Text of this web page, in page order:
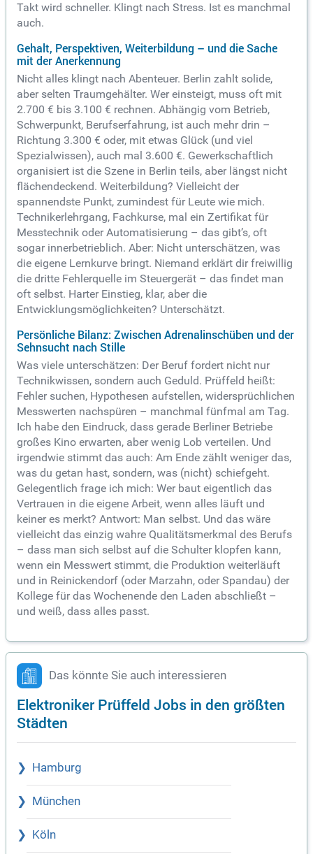
Takt wird schneller. Klingt nach Stress. Ist es manchmal
auch.
Gehalt, Perspektiven, Weiterbildung – und die Sache
mit der Anerkennung
Nicht alles klingt nach Abenteuer. Berlin zahlt solide,
aber selten Traumgehälter. Wer einsteigt, muss oft mit
2.700 € bis 3.100 € rechnen. Abhängig vom Betrieb,
Schwerpunkt, Berufserfahrung, ist auch mehr drin –
Richtung 3.300 € oder, mit etwas Glück (und viel
Spezialwissen), auch mal 3.600 €. Gewerkschaftlich
organisiert ist die Szene in Berlin teils, aber längst nicht
flächendeckend. Weiterbildung? Vielleicht der
spannendste Punkt, zumindest für Leute wie mich.
Technikerlehrgang, Fachkurse, mal ein Zertifikat für
Messtechnik oder Automatisierung – das gibt’s, oft
sogar innerbetrieblich. Aber: Nicht unterschätzen, was
die eigene Lernkurve bringt. Niemand erklärt dir freiwillig
die dritte Fehlerquelle im Steuergerät – das findet man
oft selbst. Harter Einstieg, klar, aber die
Entwicklungsmöglichkeiten? Unterschätzt.
Persönliche Bilanz: Zwischen Adrenalinschüben und der
Sehnsucht nach Stille
Was viele unterschätzen: Der Beruf fordert nicht nur
Technikwissen, sondern auch Geduld. Prüffeld heißt:
Fehler suchen, Hypothesen aufstellen, widersprüchlichen
Messwerten nachspüren – manchmal fünfmal am Tag.
Ich habe den Eindruck, dass gerade Berliner Betriebe
großes Kino erwarten, aber wenig Lob verteilen. Und
irgendwie stimmt das auch: Am Ende zählt weniger das,
was du getan hast, sondern, was (nicht) schiefgeht.
Gelegentlich frage ich mich: Wer baut eigentlich das
Vertrauen in die eigene Arbeit, wenn alles läuft und
keiner es merkt? Antwort: Man selbst. Und das wäre
vielleicht das einzig wahre Qualitätsmerkmal des Berufs
– dass man sich selbst auf die Schulter klopfen kann,
wenn ein Messwert stimmt, die Produktion weiterläuft
und in Reinickendorf (oder Marzahn, oder Spandau) der
Kollege für das Wochenende den Laden abschließt –
und weiß, dass alles passt.
Das könnte Sie auch interessieren
Elektroniker Prüffeld Jobs in den größten
Städten
Hamburg
München
Köln